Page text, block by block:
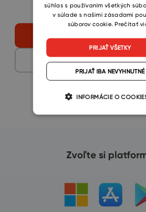
Chcem schôdzku
Zvoľte si
súhlas s používaním všetkých
v súlade s našimi zásadami
súborov cookie. Prečítať
PRIJAŤ VŠETKY
PRIJAŤ IBA NEVYHNUTNÉ
INFORMÁCIE O